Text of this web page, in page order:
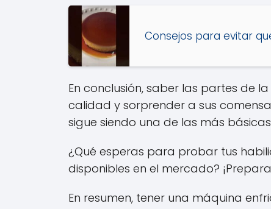
Consejos para evitar
En conclusión, saber las partes de
calidad y sorprender a sus
sigue siendo una de las más básicas
¿Qué esperas para probar tus
disponibles en el mercado?
En resumen, tener una máquina